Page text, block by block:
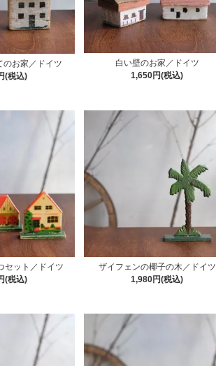
のお家／ドイツ
(税込)
白い壁のお家／ドイツ
1,650円(税込)
セット／ドイツ
(税込)
ザイフェンの椰子の木／ドイツ
1,980円(税込)